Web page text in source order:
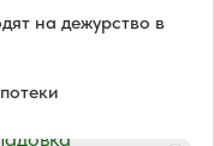
на дежурство в